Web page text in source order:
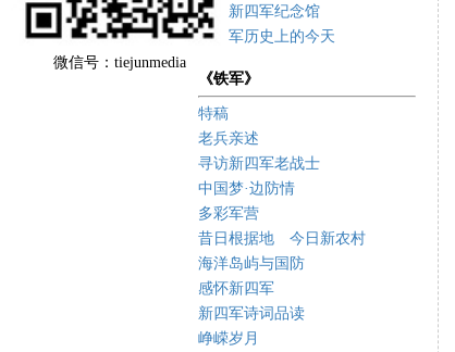
微信号：tiejunmedia
盐城新四军纪念馆
新四军历史上的今天
《铁军》
特稿
老兵亲述
寻访新四军老战士
中国梦·边防情
多彩军营
昔日根据地 今日新农村
海洋岛屿与国防
感怀新四军
新四军诗词品读
峥嵘岁月